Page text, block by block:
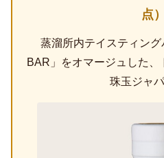
点）
蒸溜所内テイスティン
BAR」をオマージュした
珠玉ジャ